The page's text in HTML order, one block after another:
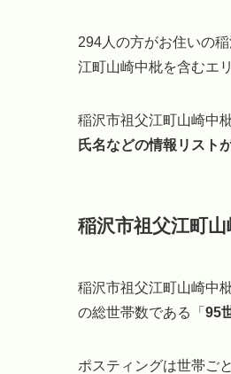
294人の方がお住いの
江町山崎中枇を含むエ
稲沢市祖父江町山崎中
氏名などの情報リスト
稲沢市祖父江町
稲沢市祖父江町山崎中
の総世帯数である「 95
ポスティングは世帯ご